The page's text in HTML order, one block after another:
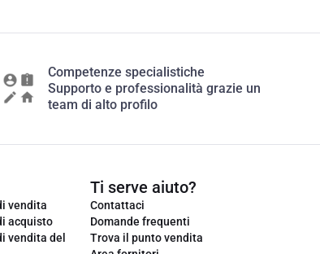
Competenze specialistiche
Supporto e professionalità grazie un
team di alto profilo
vendita
acquisto
vendita del
Ti serve aiuto?
Contattaci
Domande frequenti
Trova il punto vendita